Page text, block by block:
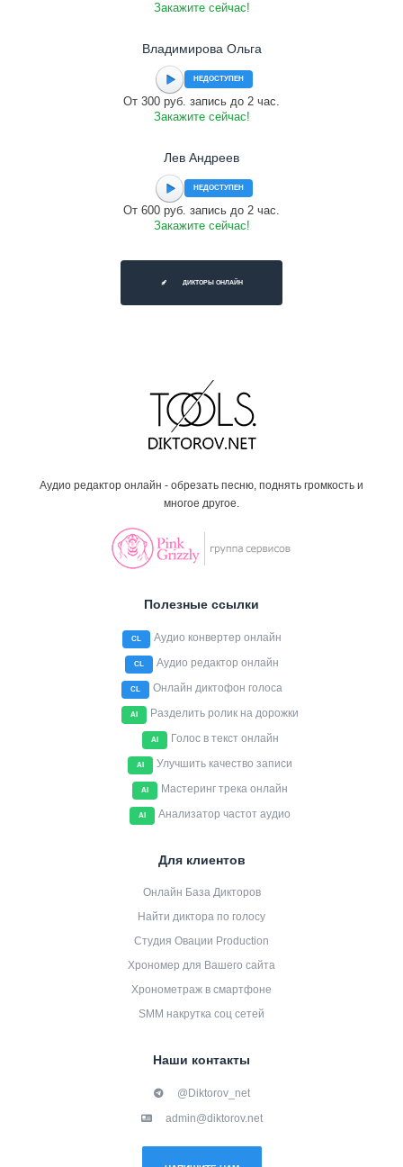
Закажите сейчас!
Владимирова Ольга
НЕДОСТУПЕН
От 300 руб. запись до 2 час.
Закажите сейчас!
Лев Андреев
НЕДОСТУПЕН
От 600 руб. запись до 2 час.
Закажите сейчас!
ДИКТОРЫ ОНЛАЙН
Аудио редактор онлайн - обрезать песню, поднять громкость и
многое другое.
Полезные ссылки
CL Аудио конвертер онлайн
CL Аудио редактор онлайн
CL Онлайн диктофон голоса
AI Разделить ролик на дорожки
AI Голос в текст онлайн
AI Улучшить качество записи
AI Мастеринг трека онлайн
AI Анализатор частот аудио
Для клиентов
Онлайн База Дикторов
Найти диктора по голосу
Студия Овации Production
Хрономер для Вашего сайта
Хронометраж в смартфоне
SMM накрутка соц сетей
Наши контакты
@Diktorov_net
admin@diktorov.net